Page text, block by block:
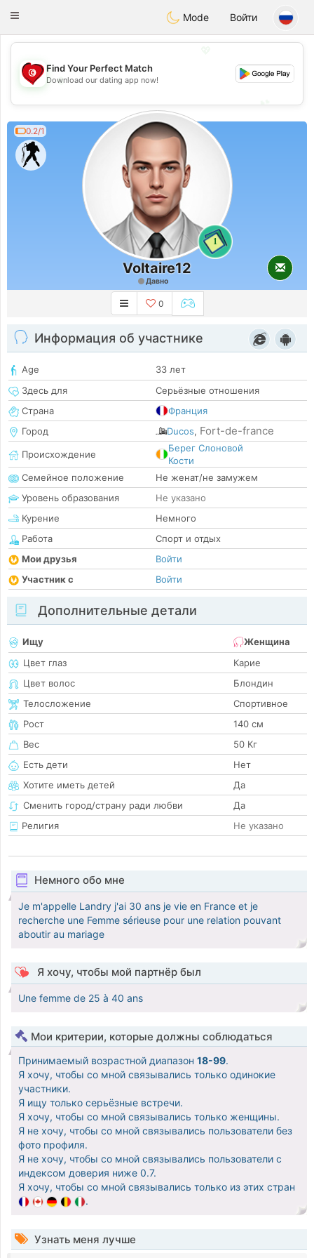
Tunisia Dating
Toggle
Mode Войти
💖
💕
Find Your Perfect Match
Download our dating app now!
0.2/1
1
Voltaire12
Давно
0
Информация об участнике
Age
33 лет
Здесь для
Серьёзные отношения
Страна
Франция
Город
Ducos, Fort-de-france
Происхождение
Берег Слоновой
Кости
Семейное положение
Не женат/не замужем
Уровень образования
Не указано
Курение
Немного
Работа
Спорт и отдых
Мои друзья
Войти
Участник с
Войти
Дополнительные детали
Ищу
Женщина
Цвет глаз
Карие
Цвет волос
Блондин
Телосложение
Спортивное
Рост
140 см
Вес
50 Кг
Есть дети
Нет
Хотите иметь детей
Да
Сменить город/страну ради любви
Да
Религия
Не указано
Немного обо мне
Je m'appelle Landry j'ai 30 ans je vie en France et je
recherche une Femme sérieuse pour une relation pouvant
aboutir au mariage
Я хочу, чтобы мой партнёр был
Une femme de 25 à 40 ans
Мои критерии, которые должны соблюдаться
Принимаемый возрастной диапазон 18-99.
Я хочу, чтобы со мной связывались только одинокие
участники.
Я ищу только серьёзные встречи.
Я хочу, чтобы со мной связывались только женщины.
Я не хочу, чтобы со мной связывались пользователи без
фото профиля.
Я не хочу, чтобы со мной связывались пользователи с
индексом доверия ниже 0.7.
Я хочу, чтобы со мной связывались только из этих стран
.
Узнать меня лучше